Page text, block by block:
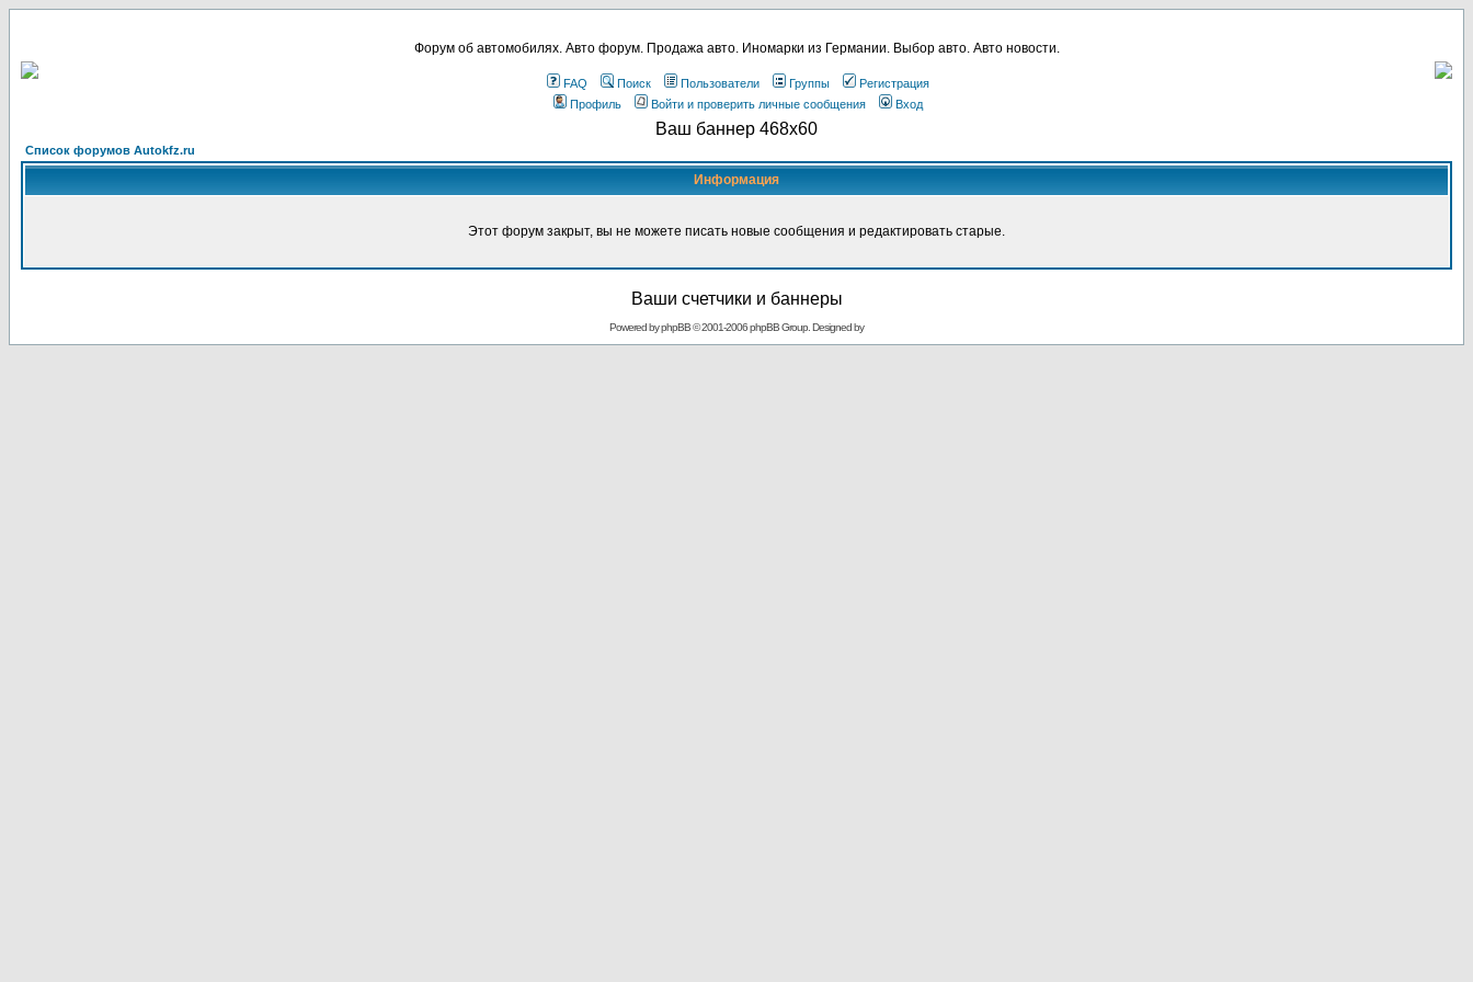
Форум об автомобилях. Авто форум. Продажа авто. Иномарки из Германии. Выбор авто. Авто новости.
FAQ Поиск Пользователи Группы
Регистрация
Профиль
Войти и проверить личные сообщения Вход
Ваш баннер 468x60
Список форумов Autokfz.ru
Информация
Этот форум закрыт, вы не можете писать новые сообщения и редактировать старые.
Ваши счетчики и баннеры
Powered byphpBB© 2001-2006 phpBB Group. Designed by